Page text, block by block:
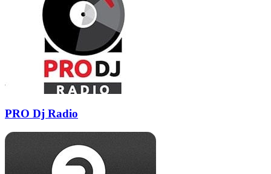
PRO Dj Radio